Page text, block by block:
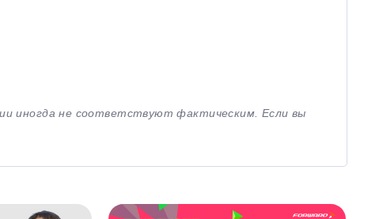
иногда не соответствуют фактическим. Если вы